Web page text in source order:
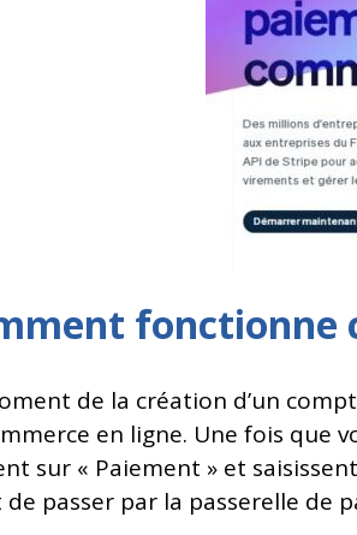
fonctionne
de la création d’un
en ligne. Une fois que
sur « Paiement » et
de passer par la passerelle de